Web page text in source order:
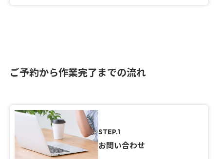
ご予約から作業完了までの流れ
STEP.1
お問い合わせ